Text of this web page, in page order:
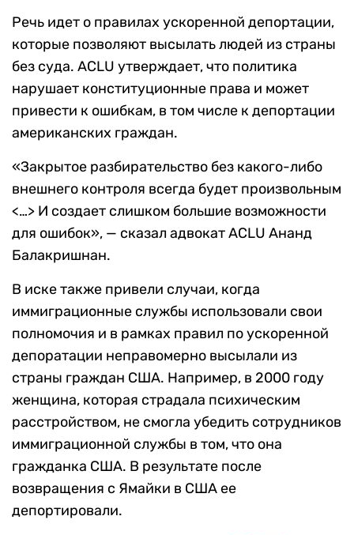
Речь идет о правилах ускоренной депортации,
которые позволяют высылать людей из страны
без суда. ACLU утверждает, что политика
нарушает конституционные права и может
привести к ошибкам, в том числе к депортации
американских граждан.
«Закрытое разбирательство без какого-либо
внешнего контроля всегда будет произвольным
<…> И создает слишком большие возможности
для ошибок», — сказал адвокат ACLU Ананд
Балакришнан.
В иске также привели случаи, когда
иммиграционные службы использовали свои
полномочия и в рамках правил по ускоренной
депоратации неправомерно высылали из
страны граждан США. Например, в 2000 году
женщина, которая страдала психическим
расстройством, не смогла убедить сотрудников
иммиграционной службы в том, что она
гражданка США. В результате после
возвращения с Ямайки в США ее
депортировали.